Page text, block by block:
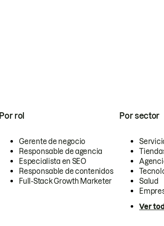
Por rol
Gerente de negocio
Responsable de agencia
Especialista en SEO
Responsable de contenidos
Full-Stack Growth Marketer
Por sector
Salud
Ver